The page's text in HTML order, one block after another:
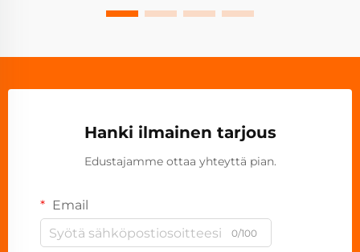
Hanki ilmainen tarjous
Edustajamme ottaa yhteyttä pian.
Email
0/100